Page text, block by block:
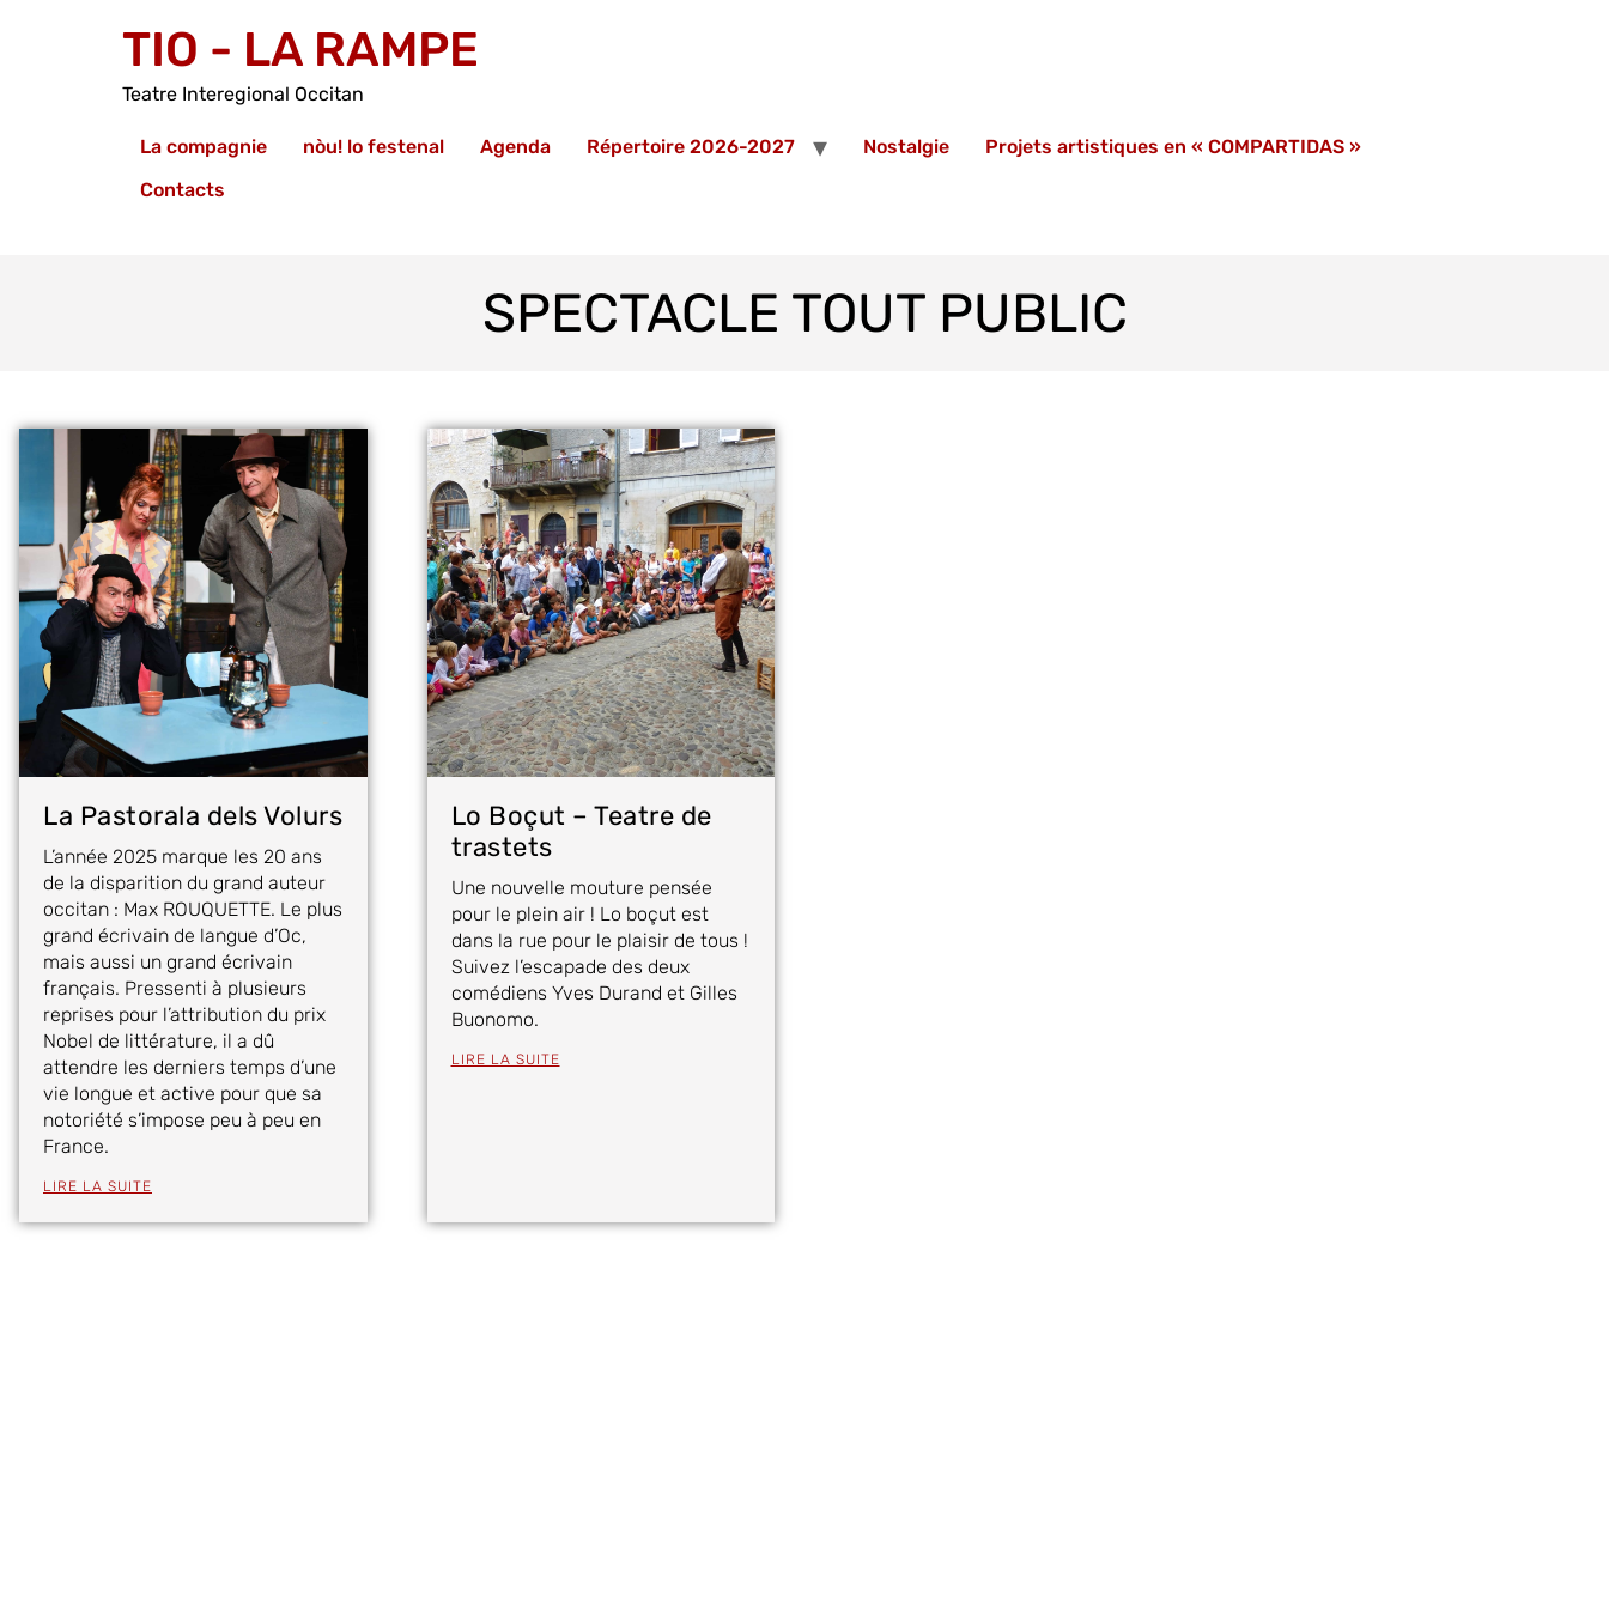
TIO - LA RAMPE
Teatre Interegional Occitan
La compagnie nòu! lo festenal Agenda Répertoire 2026-2027 Nostalgie
Projets artistiques en « COMPARTIDAS »
Contacts
SPECTACLE TOUT PUBLIC
La Pastorala dels Volurs
L’année 2025 marque les 20 ans
de la disparition du grand auteur
occitan : Max ROUQUETTE. Le plus
grand écrivain de langue d’Oc,
mais aussi un grand écrivain
français. Pressenti à plusieurs
reprises pour l’attribution du prix
Nobel de littérature, il a dû
attendre les derniers temps d’une
vie longue et active pour que sa
notoriété s’impose peu à peu en
France.
LIRE LA SUITE
Lo Boçut – Teatre de
trastets
Une nouvelle mouture pensée
pour le plein air ! Lo boçut est
dans la rue pour le plaisir de tous !
Suivez l’escapade des deux
comédiens Yves Durand et Gilles
Buonomo.
LIRE LA SUITE